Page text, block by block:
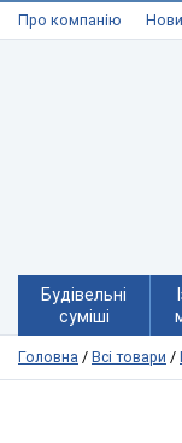
Про компанію
Будівельні
суміші
Головна / Всі товари /